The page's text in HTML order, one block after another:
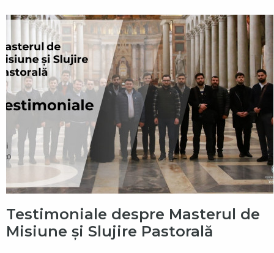
Testimoniale despre Masterul de
Misiune și Slujire Pastorală